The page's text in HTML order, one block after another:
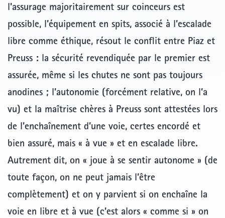
l’assurage majoritairement sur coinceurs est
possible, l’équipement en spits, associé à l’escalade
libre comme éthique, résout le conflit entre Piaz et
Preuss : la sécurité revendiquée par le premier est
assurée, même si les chutes ne sont pas toujours
anodines ; l’autonomie (forcément relative, on l’a
vu) et la maîtrise chères à Preuss sont attestées lors
de l’enchaînement d’une voie, certes encordé et
bien assuré, mais « à vue » et en escalade libre.
Autrement dit, on « joue à se sentir autonome » (de
toute façon, on ne peut jamais l’être
complètement) et on y parvient si on enchaîne la
voie en libre et à vue (c’est alors « comme si » on